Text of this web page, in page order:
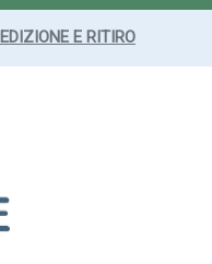
E RITIRO